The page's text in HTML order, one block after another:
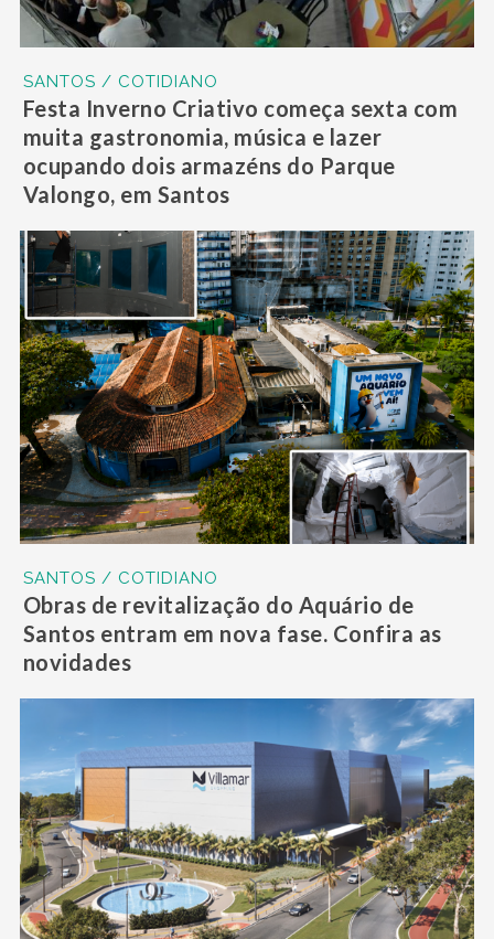
SANTOS / COTIDIANO
Festa Inverno Criativo começa sexta com
muita gastronomia, música e lazer
ocupando dois armazéns do Parque
Valongo, em Santos
SANTOS / COTIDIANO
Obras de revitalização do Aquário de
Santos entram em nova fase. Confira as
novidades